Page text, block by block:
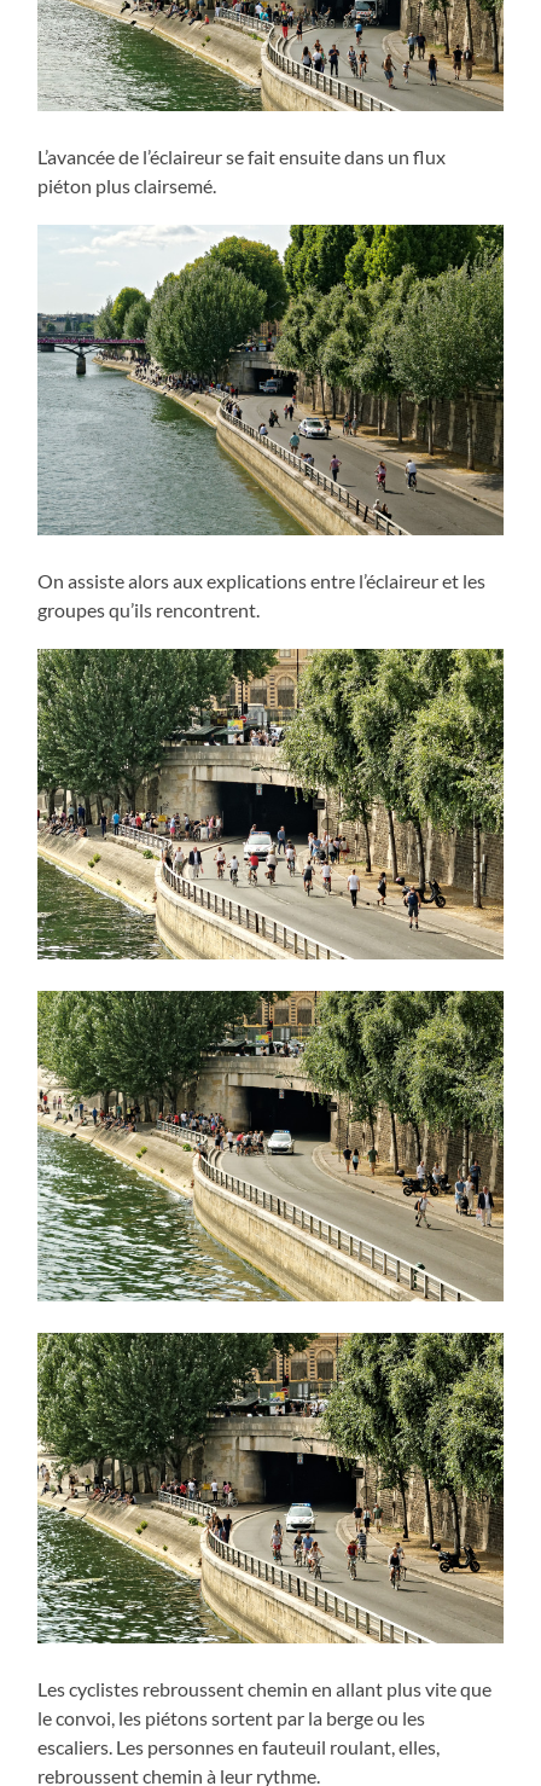
L’avancée de l’éclaireur se fait ensuite dans un flux
piéton plus clairsemé.
On assiste alors aux explications entre l’éclaireur et les
groupes qu’ils rencontrent.
Les cyclistes rebroussent chemin en allant plus vite que
le convoi, les piétons sortent par la berge ou les
escaliers. Les personnes en fauteuil roulant, elles,
rebroussent chemin à leur rythme.